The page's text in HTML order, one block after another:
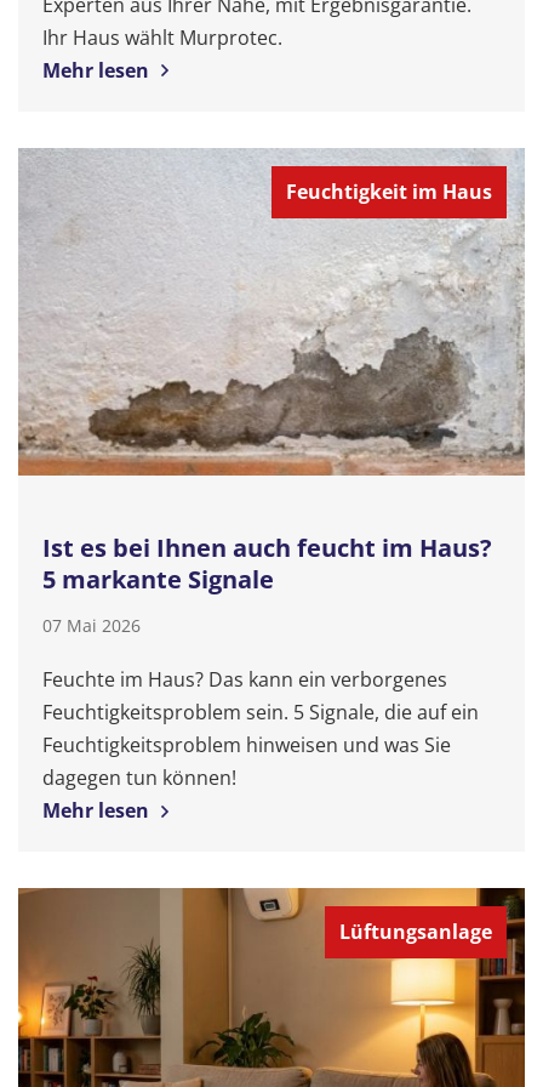
Ihr Haus wählt Murprotec.
Mehr lesen
Feuchtigkeit im Haus
Ist es bei Ihnen auch feucht im Haus?
5 markante Signale
07 Mai 2026
Feuchte im Haus? Das kann ein verborgenes
Feuchtigkeitsproblem sein. 5 Signale, die auf ein
Feuchtigkeitsproblem hinweisen und was Sie
dagegen tun können!
Mehr lesen
Lüftungsanlage